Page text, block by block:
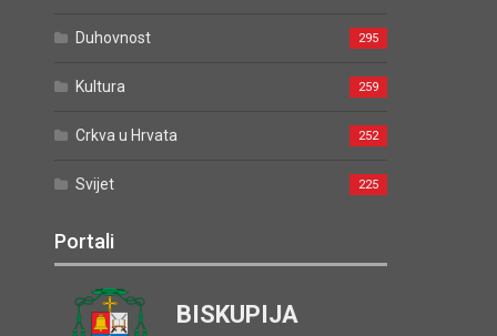
Duhovnost 295
Kultura 259
Crkva u Hrvata 252
Svijet 225
Portali
BISKUPIJA